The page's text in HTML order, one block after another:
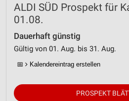
ALDI SÜD Prospekt für
01.08.
Dauerhaft günstig
Gültig von 01. Aug. bis 31. Aug.
📅 Kalendereintrag erstellen
PROSPEKT